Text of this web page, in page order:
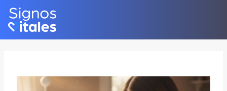
Skip
content
Post
navigation